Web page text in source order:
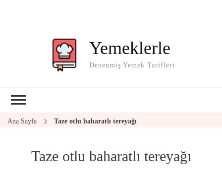
Yemeklerle
Denenmiş Yemek Tarifleri
Ana Sayfa Taze otlu baharatlı tereyağı
Taze otlu baharatlı tereyağı